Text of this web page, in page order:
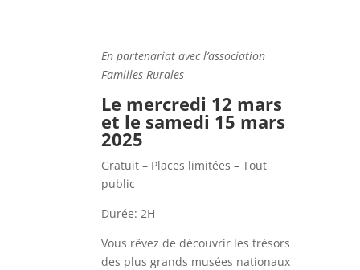
En partenariat avec l’association
Familles Rurales
Le mercredi 12 mars
et le samedi 15 mars
2025
Gratuit – Places limitées – Tout
public
Durée: 2H
Vous rêvez de découvrir les trésors
des plus grands musées nationaux